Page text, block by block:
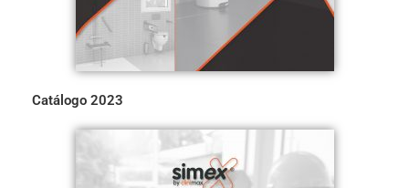
Catálogo 2023